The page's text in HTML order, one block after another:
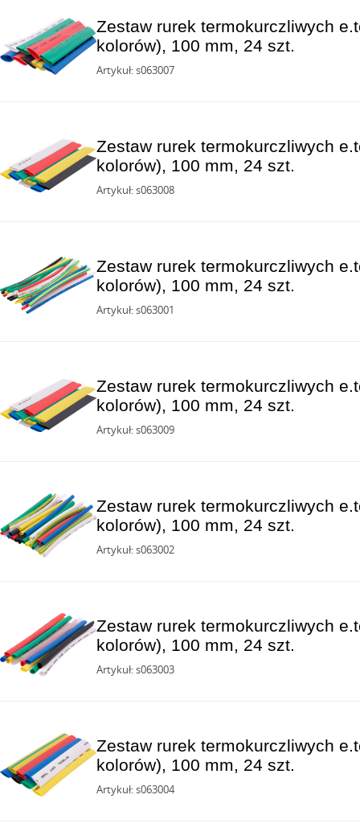
Zestaw rurek termokurczliwych
kolorów), 100 mm, 24 szt.
Artykuł: s063007
Zestaw rurek termokurczliwych
kolorów), 100 mm, 24 szt.
Artykuł: s063008
Zestaw rurek termokurczliwych
kolorów), 100 mm, 24 szt.
Artykuł: s063001
Zestaw rurek termokurczliwych
kolorów), 100 mm, 24 szt.
Artykuł: s063009
Zestaw rurek termokurczliwych
kolorów), 100 mm, 24 szt.
Artykuł: s063002
Zestaw rurek termokurczliwych
kolorów), 100 mm, 24 szt.
Artykuł: s063003
Zestaw rurek termokurczliwych
kolorów), 100 mm, 24 szt.
Artykuł: s063004